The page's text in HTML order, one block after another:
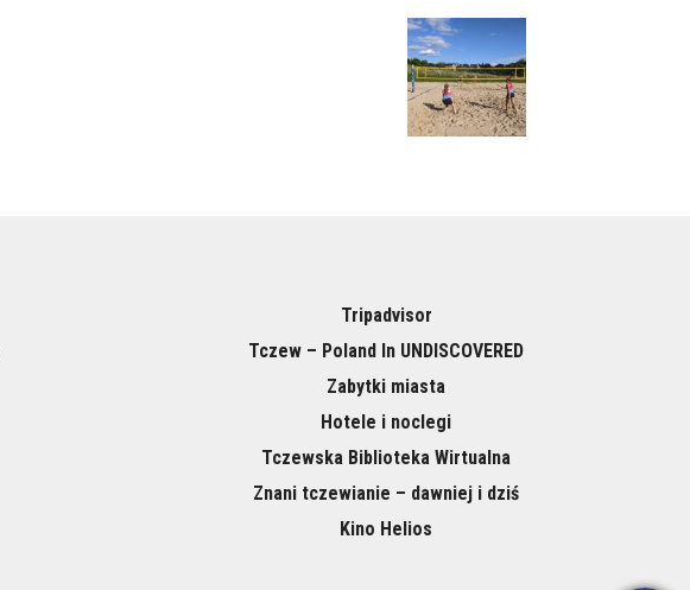
Tripadvisor
Tczew – Poland In UNDISCOVERED
Zabytki miasta
Hotele i noclegi
Tczewska Biblioteka Wirtualna
Znani tczewianie – dawniej i dziś
Kino Helios